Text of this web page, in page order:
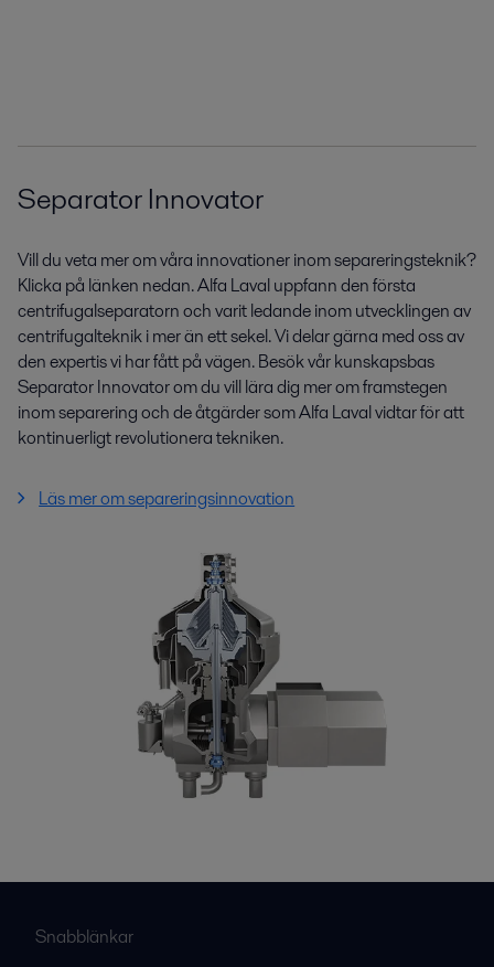
Separator Innovator
Vill du veta mer om våra innovationer inom separeringsteknik?
Klicka på länken nedan. Alfa Laval uppfann den första
centrifugalseparatorn och varit ledande inom utvecklingen av
centrifugalteknik i mer än ett sekel. Vi delar gärna med oss av
den expertis vi har fått på vägen. Besök vår kunskapsbas
Separator Innovator om du vill lära dig mer om framstegen
inom separering och de åtgärder som Alfa Laval vidtar för att
kontinuerligt revolutionera tekniken.
Läs mer om separeringsinnovation
Snabblänkar